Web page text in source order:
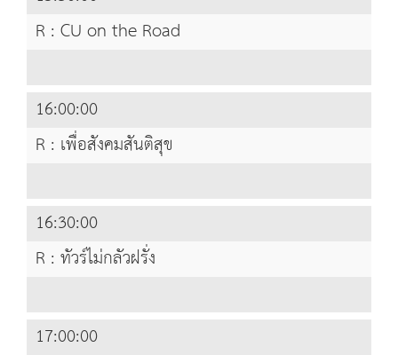
R : CU on the Road
16:00:00
R : เพื่อสังคมสันติสุข
16:30:00
R : ทัวร์ไม่กลัวฝรั่ง
17:00:00